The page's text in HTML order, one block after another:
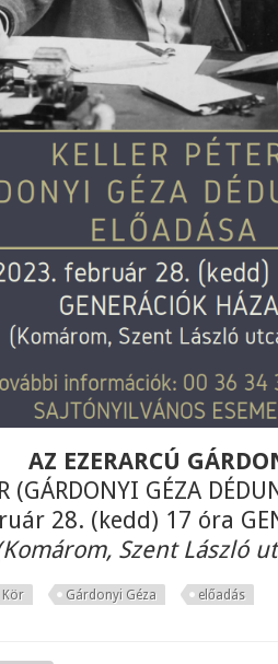
AZ EZERARCÚ
(GÁRDONYI GÉZA
28. (kedd) 17 óra
Szent László
Kör Gárdonyi Géza előadás